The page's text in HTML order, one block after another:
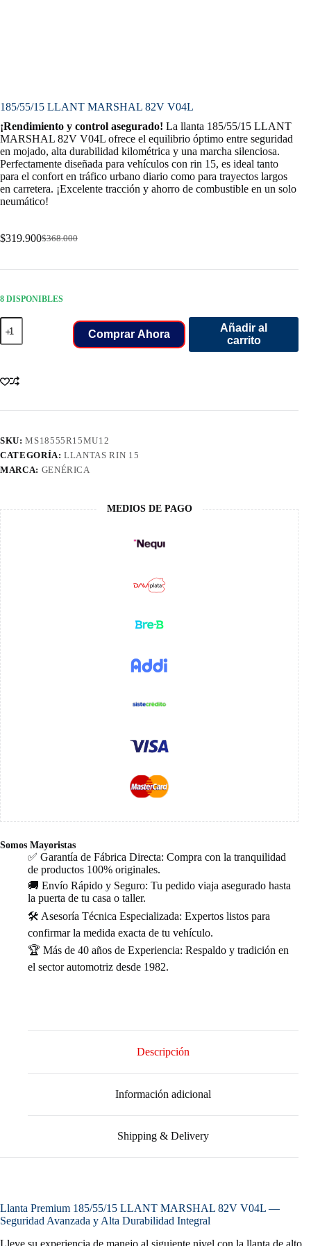
185/55/15 LLANT MARSHAL 82V V04L
¡Rendimiento y control asegurado! La llanta 185/55/15 LLANT
MARSHAL 82V V04L ofrece el equilibrio óptimo entre seguridad
en mojado, alta durabilidad kilométrica y una marcha silenciosa.
Perfectamente diseñada para vehículos con rin 15, es ideal tanto
para el confort en tráfico urbano diario como para trayectos largos
en carretera. ¡Excelente tracción y ahorro de combustible en un solo
neumático!
$368.000
Original
was:
$319.900Current
is:
8 DISPONIBLES
185/55/15
LLANT
MARSHAL
cantidad
Comprar Ahora
Añadir al
carrito
SKU:MS18555R15MU12
CATEGORÍA:LLANTAS RIN 15
MARCA: GENÉRICA
MEDIOS DE PAGO
Somos Mayoristas
✅ Garantía de Fábrica Directa: Compra con la tranquilidad
de productos 100% originales.
🚚 Envío Rápido y Seguro: Tu pedido viaja asegurado hasta
la puerta de tu casa o taller.
🛠️ Asesoría Técnica Especializada: Expertos listos para
confirmar la medida exacta de tu vehículo.
🏆 Más de 40 años de Experiencia: Respaldo y tradición en
el sector automotriz desde 1982.
Descripción
Información adicional
Shipping & Delivery
Llanta Premium 185/55/15 LLANT MARSHAL 82V V04L —
Seguridad Avanzada y Alta Durabilidad Integral
Lleve su experiencia de manejo al siguiente nivel con la llanta de alto